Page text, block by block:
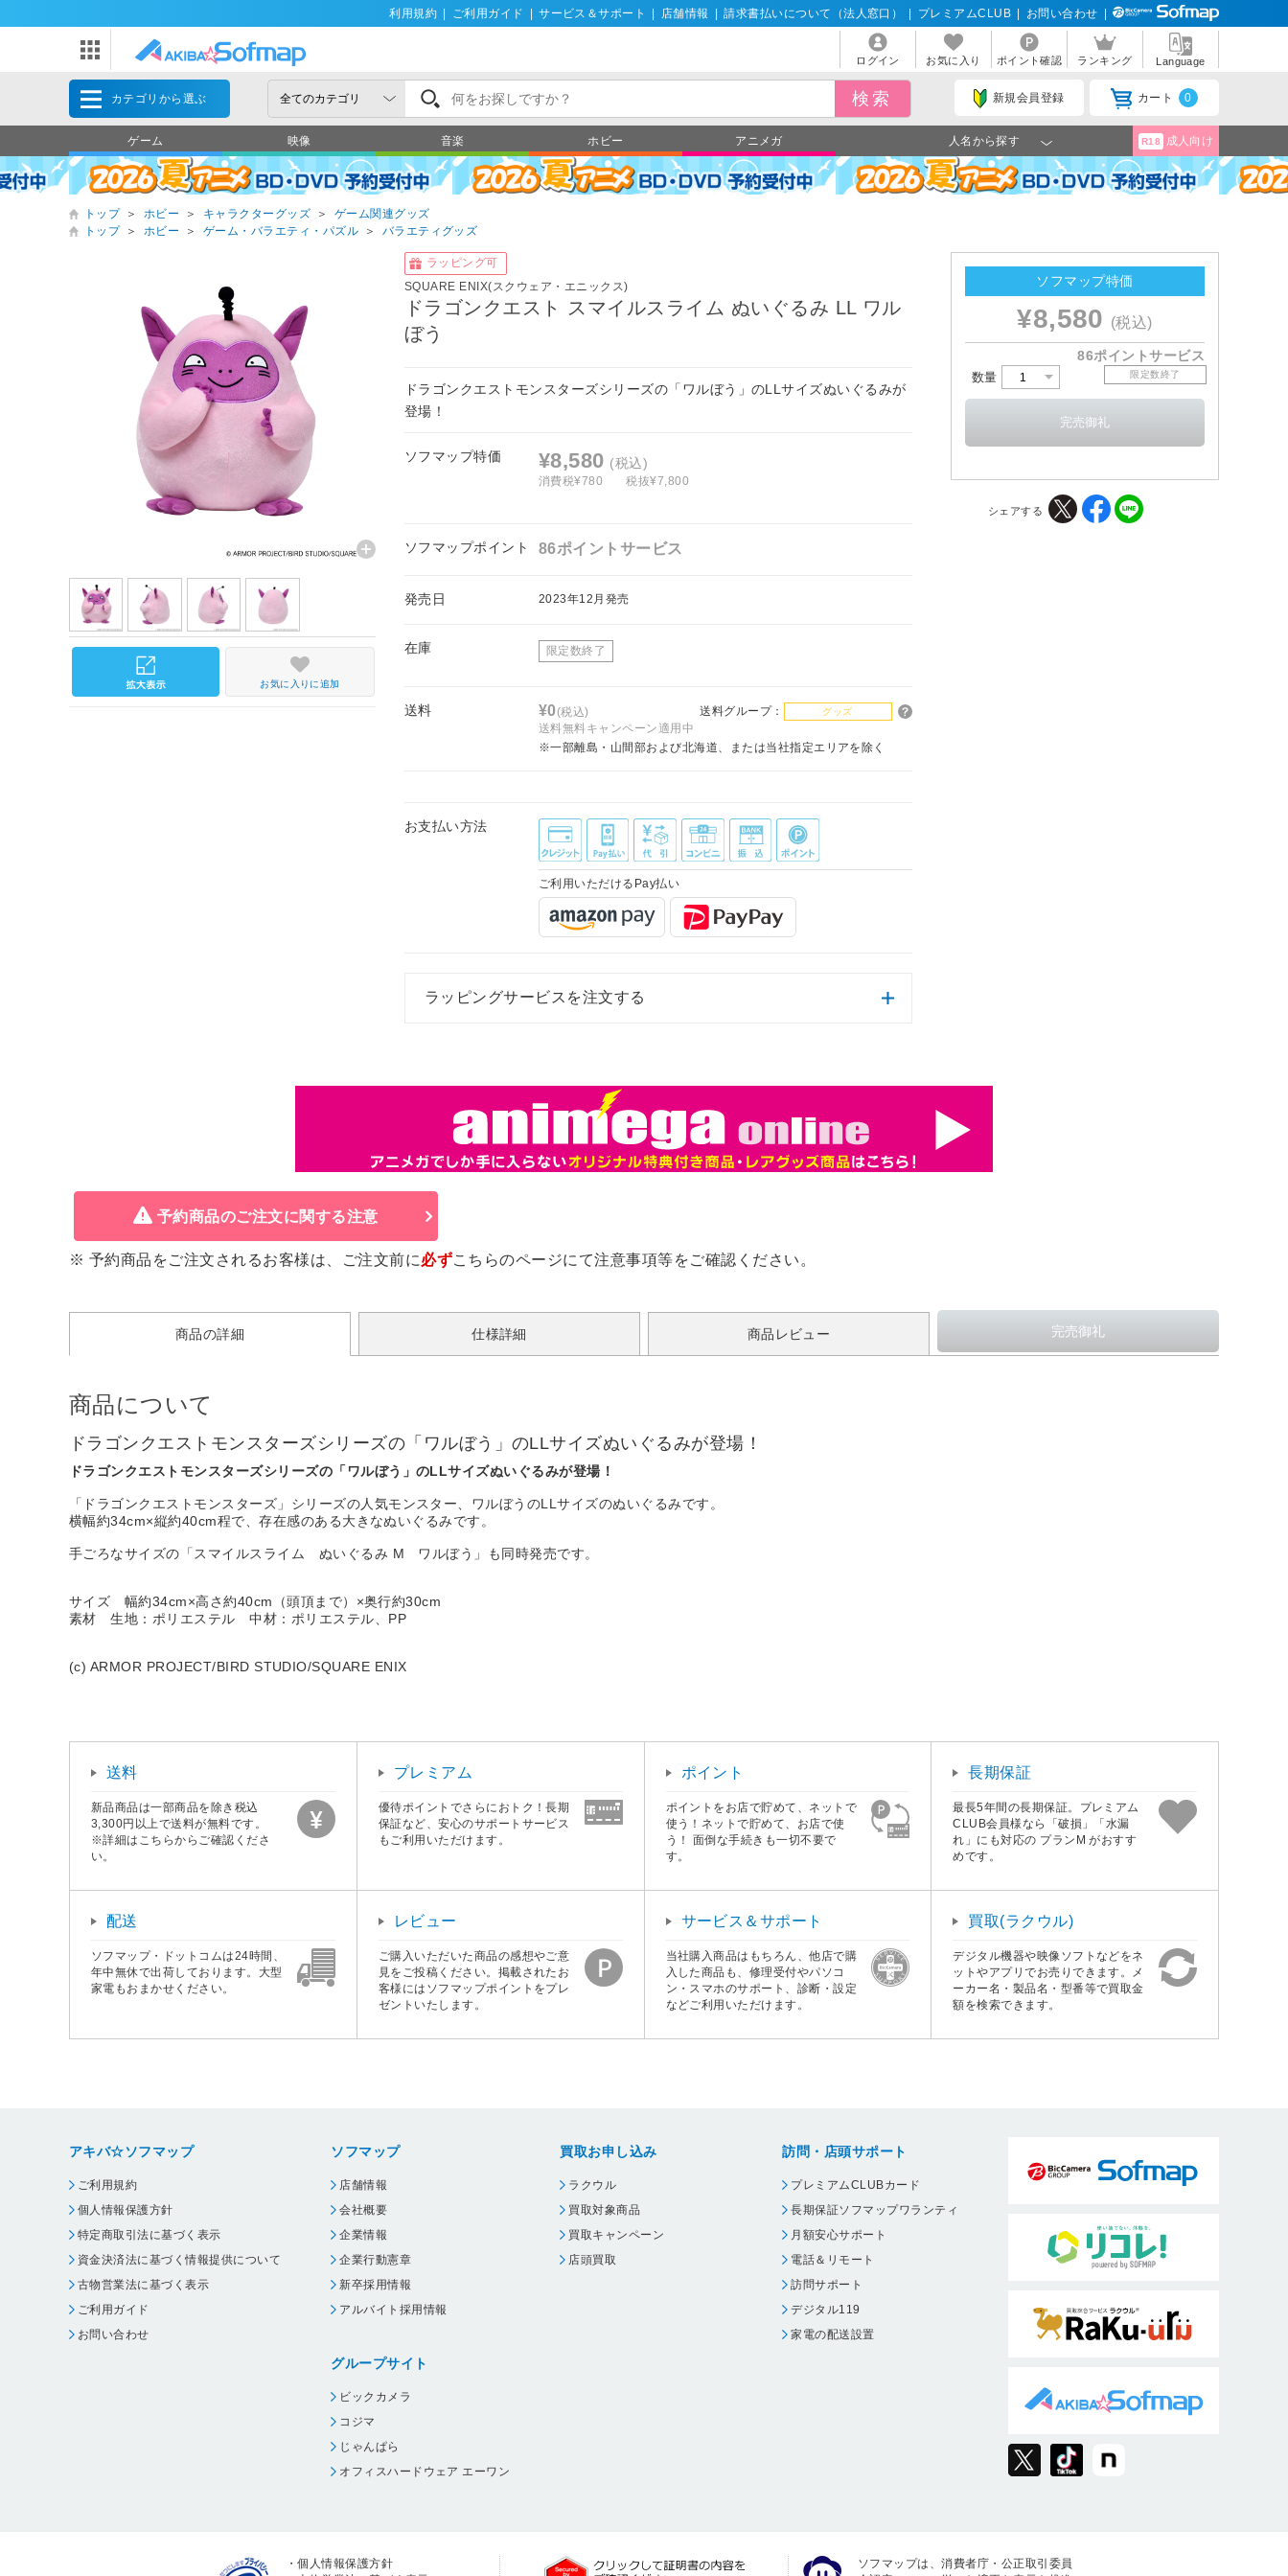
利用規約 ご利用ガイド サービス＆サポート 店舗情報 請求書払いについて（法人窓口） プレミアムCLUB お問い合わせ
ログイン お気に入り ポイント確認 ランキング Language
カテゴリから選ぶ 新規会員登録 カート 0
ゲーム 映像 音楽 ホビー アニメガ 人名から探す R18 成人向け
トップ ＞ ホビー ＞ キャラクターグッズ ＞
ゲーム関連グッズ
トップ
＞ ホビー ＞ ゲーム・バラエティ・パズル ＞ バラエティグッズ
ラッピング可
SQUARE ENIX(スクウェア・エニックス)
ドラゴンクエスト スマイルスライム ぬいぐるみ LL ワル
ぼう
ドラゴンクエストモンスターズシリーズの「ワルぼう」のLLサイズぬいぐるみが
登場！
ソフマップ特価 ¥8,580 (税込)
消費税¥780 税抜¥7,800
ソフマップポイント 86ポイントサービス
発売日 2023年12月発売
在庫 限定数終了
送料 ¥0(税込) 送料グループ： グッズ
送料無料キャンペーン適用中
※一部離島・山間部および北海道、または当社指定エリアを除く
お支払い方法
ご利用いただけるPay払い
ラッピングサービスを注文する
お気に入りに追加
ソフマップ特価
¥8,580 (税込)
86ポイントサービス
数量 限定数終了
シェアする
予約商品のご注文に関する注意
※ 予約商品をご注文されるお客様は、ご注文前に必ずこちらのページにて注意事項等をご確認ください。
商品の詳細 仕様詳細 商品レビュー
商品について
ドラゴンクエストモンスターズシリーズの「ワルぼう」のLLサイズぬいぐるみが登場！
ドラゴンクエストモンスターズシリーズの「ワルぼう」のLLサイズぬいぐるみが登場！
「ドラゴンクエストモンスターズ」シリーズの人気モンスター、ワルぼうのLLサイズのぬいぐるみです。
横幅約34cm×縦約40cm程で、存在感のある大きなぬいぐるみです。
手ごろなサイズの「スマイルスライム ぬいぐるみ M ワルぼう」も同時発売です。
サイズ 幅約34cm×高さ約40cm（頭頂まで）×奥行約30cm
素材 生地：ポリエステル 中材：ポリエステル、PP
(c) ARMOR PROJECT/BIRD STUDIO/SQUARE ENIX
送料
新品商品は一部商品を除き税込
3,300円以上で送料が無料です。
※詳細はこちらからご確認くださ
い。
プレミアム
優待ポイントでさらにおトク！長期
保証など、安心のサポートサービス
もご利用いただけます。
ポイント
ポイントをお店で貯めて、ネットで
使う！ネットで貯めて、お店で使
う！ 面倒な手続きも一切不要で
す。
長期保証
最長5年間の長期保証。プレミアム
CLUB会員様なら「破損」「水漏
れ」にも対応の プランM がおすす
めです。
配送
ソフマップ・ドットコムは24時間、
年中無休で出荷しております。大型
家電もおまかせください。
レビュー
ご購入いただいた商品の感想やご意
見をご投稿ください。掲載されたお
客様にはソフマップポイントをプレ
ゼントいたします。
サービス＆サポート
当社購入商品はもちろん、他店で購
入した商品も、修理受付やパソコ
ン・スマホのサポート、診断・設定
などご利用いただけます。
買取(ラクウル)
デジタル機器や映像ソフトなどをネ
ットやアプリでお売りできます。メ
ーカー名・製品名・型番等で買取金
額を検索できます。
アキバ☆ソフマップ
ご利用規約
個人情報保護方針
特定商取引法に基づく表示
資金決済法に基づく情報提供について
古物営業法に基づく表示
ご利用ガイド
お問い合わせ
ソフマップ
店舗情報
会社概要
企業情報
企業行動憲章
新卒採用情報
アルバイト採用情報
グループサイト
ビックカメラ
コジマ
じゃんぱら
オフィスハードウェア エーワン
買取お申し込み
ラクウル
買取対象商品
買取キャンペーン
店頭買取
訪問・店頭サポート
プレミアムCLUBカード
長期保証ソフマップワランティ
月額安心サポート
電話＆リモート
訪問サポート
デジタル119
家電の配送設置
・個人情報保護方針
ソフマップは、消費者庁・公正取引委員